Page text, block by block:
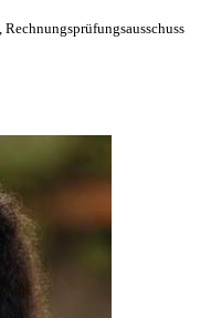
Rechnungsprüfungsausschuss